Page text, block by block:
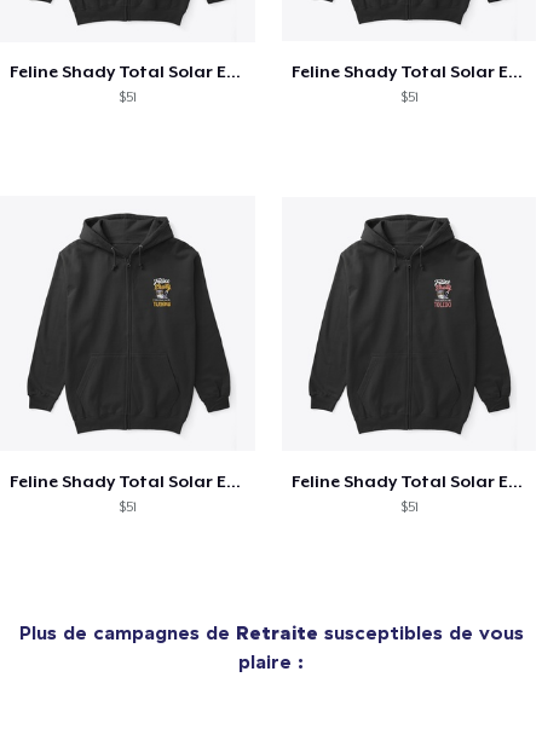
Feline Shady Total Solar Eclipse Texas
$51
Feline Shady Total Solar Eclipse Tijuana
$51
Feline Shady Total Solar Eclipse Tijuana
$51
Feline Shady Total Solar Eclipse Toledo
$51
Plus de campagnes de Retraite susceptibles de vous
plaire :